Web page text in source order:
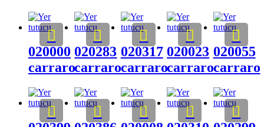
020000
carraro
020283
carraro
020317
carraro
020023
carraro
020055
carraro